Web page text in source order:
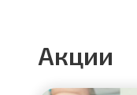
Акции